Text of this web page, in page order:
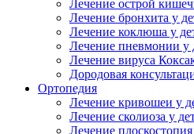
Лечение острой
Лечение бронхита у
Лечение коклюша у
Лечение пневмонии у
Лечение вируса
Дородовая
Ортопедия
Лечение кривошеи у
Лечение сколиоза у
Лечение плоскостопия